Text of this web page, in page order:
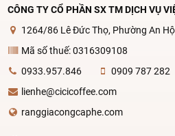
CÔNG TY CỔ PHẦN SX TM DỊCH VỤ
1264/86 Lê Đức Thọ, Phường An
Mã số thuế: 0316309108
0933.957.846
0909 787 282
lienhe@cicicoffee.com
ranggiacongcaphe.com